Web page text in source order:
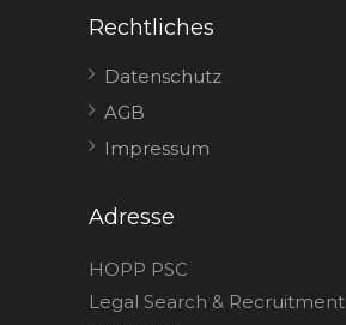
Rechtliches
Datenschutz
AGB
Impressum
Adresse
HOPP PSC
Legal Search & Recruitment